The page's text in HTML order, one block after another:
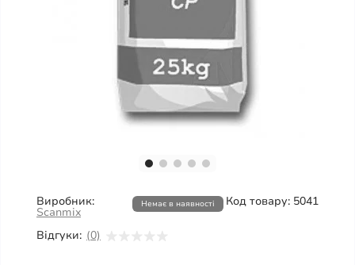
Виробник:
Scanmix
Код товару: 5041
Відгуки: (0)
Немає в наявності